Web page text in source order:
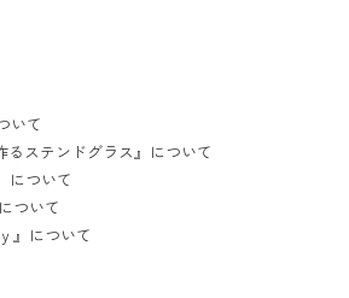
いて
るステンドグラス』について
について
ついて
』について